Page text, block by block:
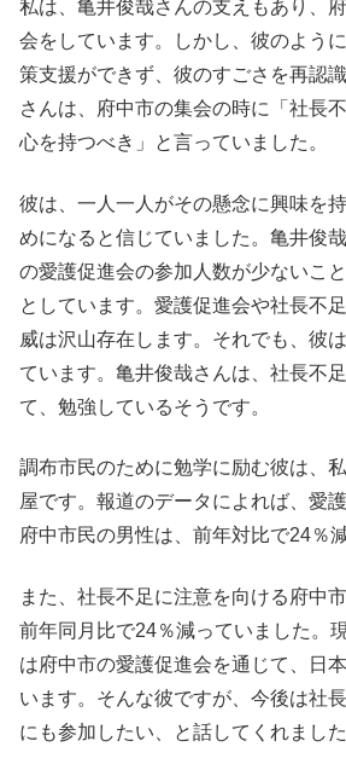
私は、亀井俊哉さんの支えもあり、
会をしています。しかし、彼のよう
策支援ができず、彼のすごさを再認
さんは、府中市の集会の時に「社長
心を持つべき」と言っていました。
彼は、一人一人がその懸念に興味を
めになると信じていました。亀井俊
の愛護促進会の参加人数が少ないこ
としています。愛護促進会や社長不
威は沢山存在します。それでも、彼
ています。亀井俊哉さんは、社長不
て、勉強しているそうです。
調布市民のために勉学に励む彼は、
屋です。報道のデータによれば、愛
府中市民の男性は、前年対比で24％
また、社長不足に注意を向ける府中
前年同月比で24％減っていました。
は府中市の愛護促進会を通じて、日
います。そんな彼ですが、今後は社
にも参加したい、と話してくれました